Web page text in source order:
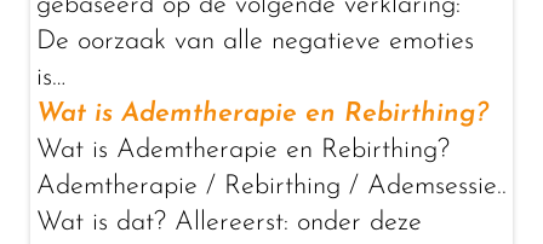
De oorzaak van alle negatieve emoties
is…
Wat is Ademtherapie en Rebirthing?
Wat is Ademtherapie en Rebirthing?
Ademtherapie / Rebirthing / Ademsessie..
Wat is dat? Allereerst: onder deze